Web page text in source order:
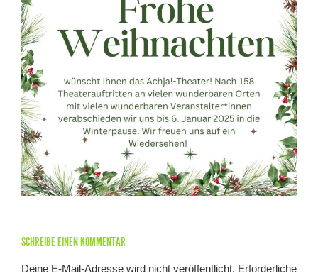
SCHREIBE EINEN KOMMENTAR
Deine E-Mail-Adresse wird nicht veröffentlicht. Erforderliche